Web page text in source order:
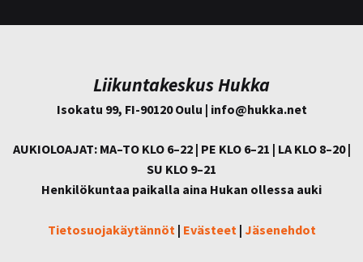
Liikuntakeskus Hukka
Isokatu 99, FI-90120 Oulu | info@hukka.net
AUKIOLOAJAT: MA–TO KLO 6–22 | PE KLO 6–21 | LA KLO 8–20 |
SU KLO 9–21
Henkilökuntaa paikalla aina Hukan ollessa auki
Tietosuojakäytännöt | Evästeet | Jäsenehdot